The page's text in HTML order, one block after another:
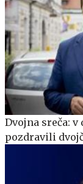
Dvojna sreča:
pozdravili